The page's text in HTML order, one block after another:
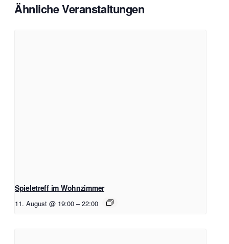
Ähnliche Veranstaltungen
Spieletreff im Wohnzimmer
11. August @ 19:00 – 22:00